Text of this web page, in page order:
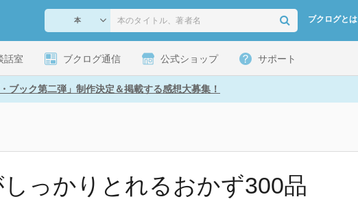
ブクログとは
話室 ブクログ通信 公式ショップ サポート
・ブック第二弾」制作決定＆掲載する感想大募集！
っかりとれるおかず300品